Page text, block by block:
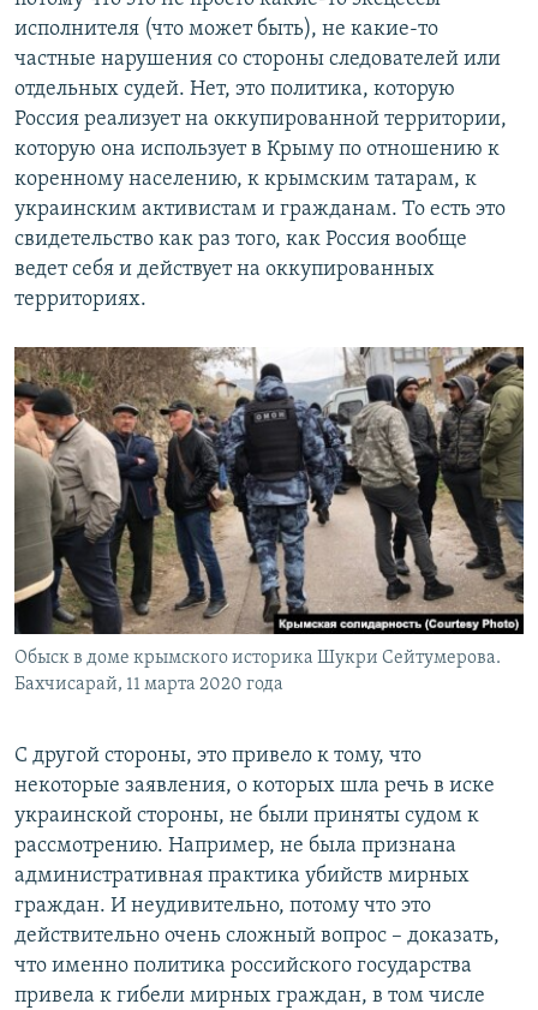
исполнителя (что может быть), не какие-то
частные нарушения со стороны следователей или
отдельных судей. Нет, это политика, которую
Россия реализует на оккупированной территории,
которую она использует в Крыму по отношению к
коренному населению, к крымским татарам, к
украинским активистам и гражданам. То есть это
свидетельство как раз того, как Россия вообще
ведет себя и действует на оккупированных
территориях.
Обыск в доме крымского историка Шукри Сейтумерова.
Бахчисарай, 11 марта 2020 года
С другой стороны, это привело к тому, что
некоторые заявления, о которых шла речь в иске
украинской стороны, не были приняты судом к
рассмотрению. Например, не была признана
административная практика убийств мирных
граждан. И неудивительно, потому что это
действительно очень сложный вопрос – доказать,
что именно политика российского государства
привела к гибели мирных граждан, в том числе